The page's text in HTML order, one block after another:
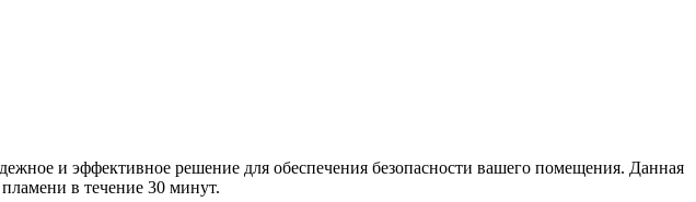
и эффективное решение для обеспечения безопасности вашего помещения. Данная
в течение 30 минут.